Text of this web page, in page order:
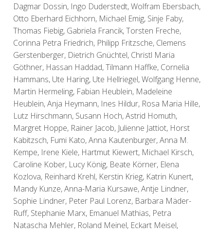
Dagmar Dossin, Ingo Duderstedt, Wolfram Ebersbach,
Otto Eberhard Eichhorn, Michael Emig, Sinje Faby,
Thomas Fiebig, Gabriela Francik, Torsten Freche,
Corinna Petra Friedrich, Philipp Fritzsche, Clemens
Gerstenberger, Dietrich Gnüchtel, Christl Maria
Göthner, Hassan Haddad, Tilmann Haffke, Cornelia
Hammans, Ute Haring, Ute Hellriegel, Wolfgang Henne,
Martin Hermeling, Fabian Heublein, Madeleine
Heublein, Anja Heymann, Ines Hildur, Rosa Maria Hille,
Lutz Hirschmann, Susann Hoch, Astrid Homuth,
Margret Hoppe, Rainer Jacob, Julienne Jattiot, Horst
Kabitzsch, Fumi Kato, Anna Kautenburger, Anna M.
Kempe, Irene Kiele, Hartmut Kiewert, Michael Kirsch,
Caroline Kober, Lucy König, Beate Körner, Elena
Kozlova, Reinhard Krehl, Kerstin Krieg, Katrin Kunert,
Mandy Kunze, Anna-Maria Kursawe, Antje Lindner,
Sophie Lindner, Peter Paul Lorenz, Barbara Mäder-
Ruff, Stephanie Marx, Emanuel Mathias, Petra
Natascha Mehler, Roland Meinel, Eckart Meisel,